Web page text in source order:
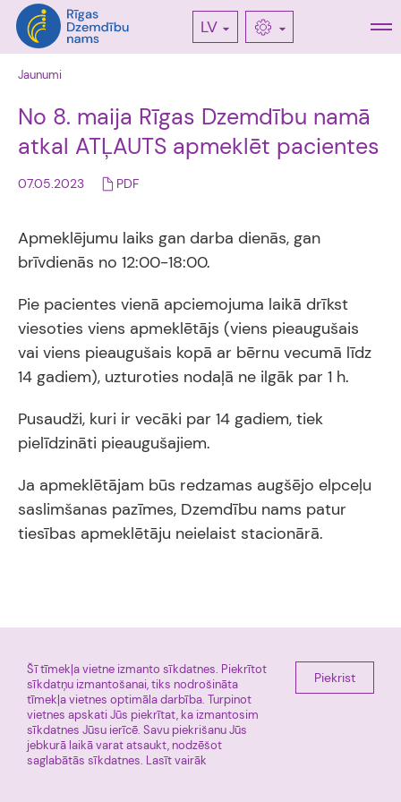
Šī tīmekļa vietne izmanto sīkdatnes. Piekrītot
sīkdatņu izmantošanai, tiks nodrošināta
tīmekļa vietnes optimāla darbība. Turpinot
vietnes apskati Jūs piekrītat, ka izmantosim
sīkdatnes Jūsu ierīcē. Savu piekrišanu Jūs
jebkurā laikā varat atsaukt, nodzēšot
saglabātās sīkdatnes. Lasīt vairāk
Piekrist
LV
Jaunumi
No 8. maija Rīgas Dzemdību namā
atkal ATĻAUTS apmeklēt pacientes
07.05.2023 PDF
Apmeklējumu laiks gan darba dienās, gan
brīvdienās no 12:00-18:00.
Pie pacientes vienā apciemojuma laikā drīkst
viesoties viens apmeklētājs (viens pieaugušais
vai viens pieaugušais kopā ar bērnu vecumā līdz
14 gadiem), uzturoties nodaļā ne ilgāk par 1 h.
Pusaudži, kuri ir vecāki par 14 gadiem, tiek
pielīdzināti pieaugušajiem.
Ja apmeklētājam būs redzamas augšējo elpceļu
saslimšanas pazīmes, Dzemdību nams patur
tiesības apmeklētāju neielaist stacionārā.
E-pieraksts
Miera iela 45, Rīga, LV 1013
+ 371 67011225
Facebook
Tūre
Rīgas Dzemdību nams © 2026
Informācija atjaunota: 2026.gada 7.augustā, 14:18